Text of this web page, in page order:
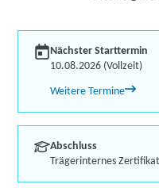
Nächster Starttermin
10.08.2026 (Vollzeit)
Weitere Termine
Abschluss
Trägerinternes